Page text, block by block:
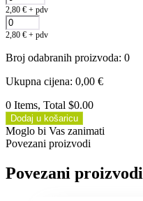
2,80 € + pdv
2,80 € + pdv
Broj odabranih proizvoda: 0
Ukupna cijena: 0,00 €
0 Items, Total $0.00
Dodaj u košaricu
Moglo bi Vas zanimati
Povezani proizvodi
Povezani proizvodi